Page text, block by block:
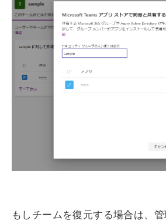
もしチームを復元する場合は、